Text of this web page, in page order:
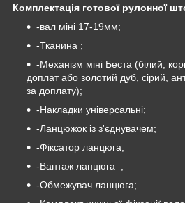
Комплектація готової рулонної
-вал міні 17-19мм;
-Тканина ;
-Механізм міні Беста (білий,
доплат або золотий дуб, сірий,
за доплату);
-Накладки універсальні;
-Ланцюжок із з'єднувачем;
-Фіксатор ланцюга;
-Вантаж ланцюга ;
-Обмежувач ланцюга;